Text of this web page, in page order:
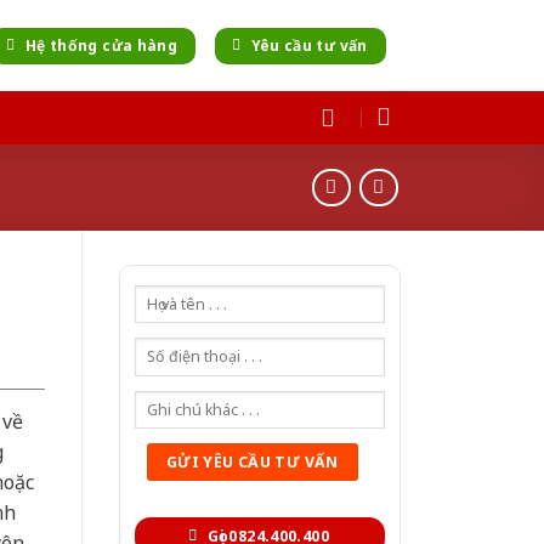
Hệ thống cửa hàng Yêu cầu tư vấn
Gọi 0824.400.400